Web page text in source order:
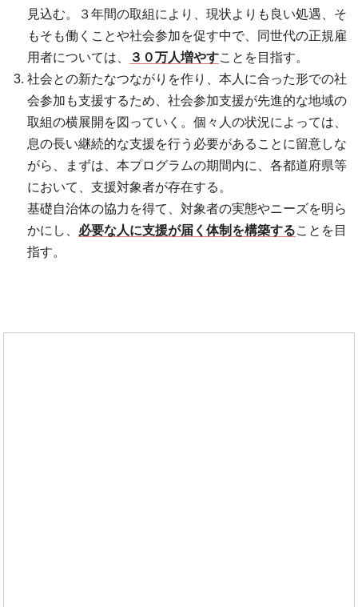
見込む。３年間の取組により、現状よりも良い処遇、そ
もそも働くことや社会参加を促す中で、同世代の正規雇
用者については、
３０万人増やすことを目指す。
社会との新たなつながりを作り、本人に合った形での社
会参加も支援するため、社会参加支援が先進的な地域の
取組の横展開を図っていく。個々人の状況によっては、
息の長い継続的な支援を行う必要があることに留意しな
がら、まずは、本プログラムの期間内に、各都道府県等
において、支援対象者が存在する。
基礎自治体の協力を得て、対象者の実態やニーズを明ら
かにし、 必要な人に支援が届く体制を構築することを目
指す。